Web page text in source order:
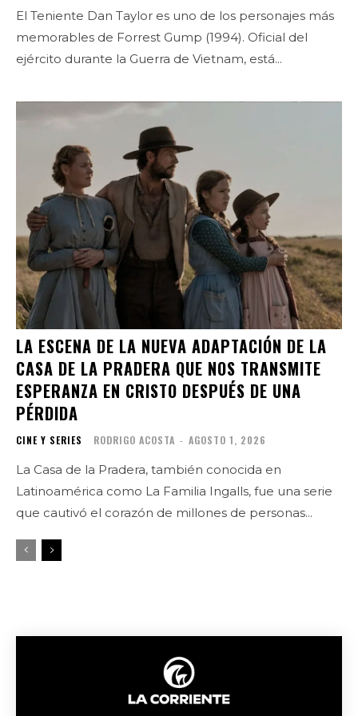
El Teniente Dan Taylor es uno de los personajes más
memorables de Forrest Gump (1994). Oficial del
ejército durante la Guerra de Vietnam, está...
LA ESCENA DE LA NUEVA ADAPTACIÓN DE LA
CASA DE LA PRADERA QUE NOS TRANSMITE
ESPERANZA EN CRISTO DESPUÉS DE UNA
PÉRDIDA
CINE Y SERIES RODRIGO ACOSTA - AGOSTO 1, 2026
La Casa de la Pradera, también conocida en
Latinoamérica como La Familia Ingalls, fue una serie
que cautivó el corazón de millones de personas...